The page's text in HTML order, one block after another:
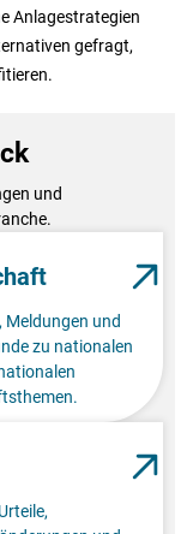
Anlagestrategien
gefragt,
und
Meldungen und
zu nationalen